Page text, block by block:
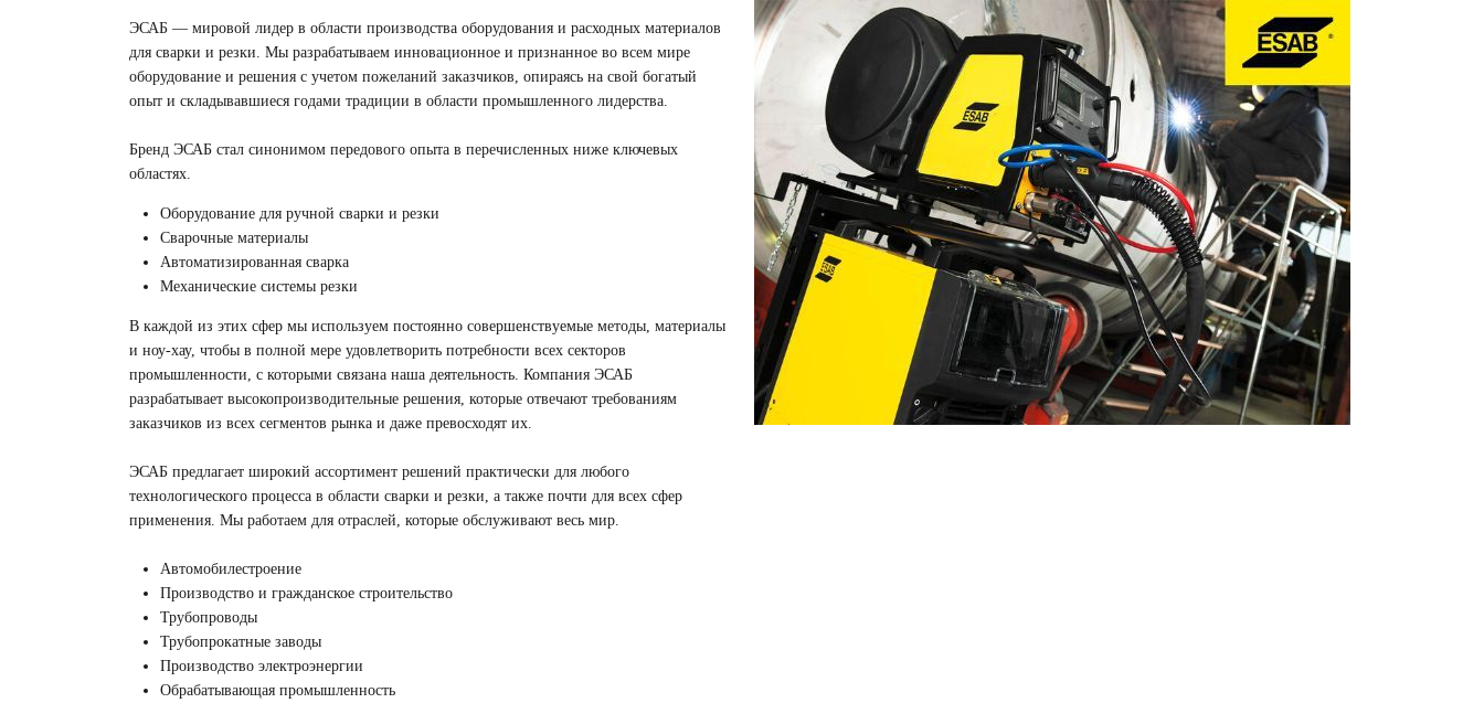
ЭСАБ — мировой лидер в области производства оборудования и расходных материалов
для сварки и резки. Мы разрабатываем инновационное и признанное во всем мире
оборудование и решения с учетом пожеланий заказчиков, опираясь на свой богатый
опыт и складывавшиеся годами традиции в области промышленного лидерства.
Бренд ЭСАБ стал синонимом передового опыта в перечисленных ниже ключевых
областях.
Оборудование для ручной сварки и резки
Сварочные материалы
Автоматизированная сварка
Механические системы резки
В каждой из этих сфер мы используем постоянно совершенствуемые методы, материалы
и ноу-хау, чтобы в полной мере удовлетворить потребности всех секторов
промышленности, с которыми связана наша деятельность. Компания ЭСАБ
разрабатывает высокопроизводительные решения, которые отвечают требованиям
заказчиков из всех сегментов рынка и даже превосходят их.
ЭСАБ предлагает широкий ассортимент решений практически для любого
технологического процесса в области сварки и резки, а также почти для всех сфер
применения. Мы работаем для отраслей, которые обслуживают весь мир.
Автомобилестроение
Производство и гражданское строительство
Трубопроводы
Трубопрокатные заводы
Производство электроэнергии
Обрабатывающая промышленность